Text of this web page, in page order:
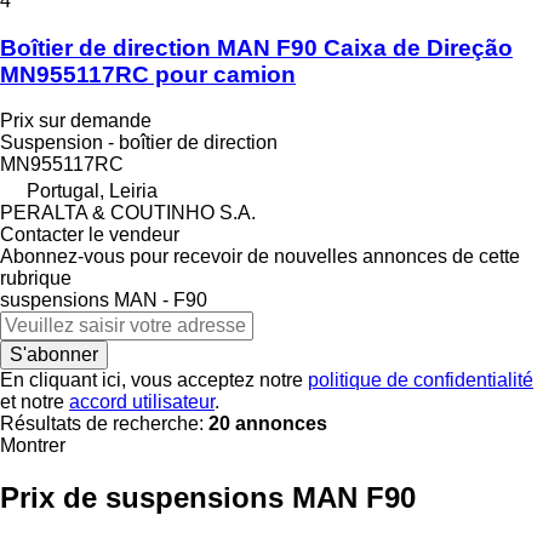
Boîtier de direction MAN F90 Caixa de Direção
MN955117RC pour camion
Prix sur demande
Suspension - boîtier de direction
MN955117RC
Portugal, Leiria
PERALTA & COUTINHO S.A.
Contacter le vendeur
Abonnez-vous pour recevoir de nouvelles annonces de cette
rubrique
suspensions MAN - F90
S'abonner
En cliquant ici, vous acceptez notre politique de confidentialité
et notre accord utilisateur.
Résultats de recherche: 20 annonces
Montrer
Prix de suspensions MAN F90